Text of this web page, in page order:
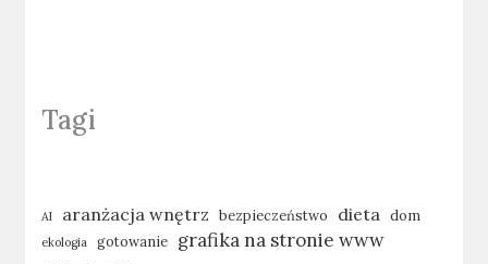
Tagi
AI aranżacja wnętrz bezpieczeństwo dieta dom
ekologia gotowanie grafika na stronie www